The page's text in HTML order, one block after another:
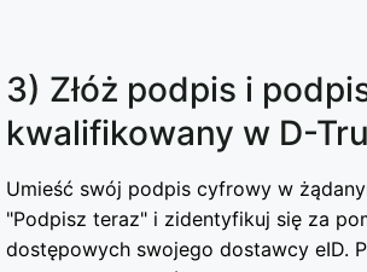
3) Złóż podpis i
kwalifikowany w D-
Umieść swój podpis cyfrowy w
"Podpisz teraz" i zidentyfikuj się za
dostępowych swojego dostawcy eID.